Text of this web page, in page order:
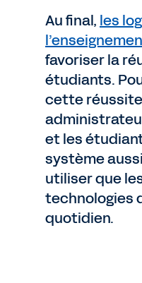
Au final, les
favoriser la
étudiants.
cette
et les
système
utiliser que
technologies
quotidien.